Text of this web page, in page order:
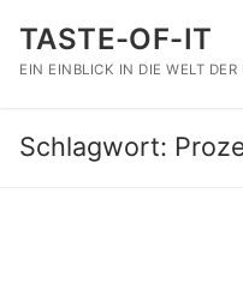
Inhalt
springen
TASTE-OF-IT
EIN EINBLICK IN DIE WELT DER
Schlagwort: